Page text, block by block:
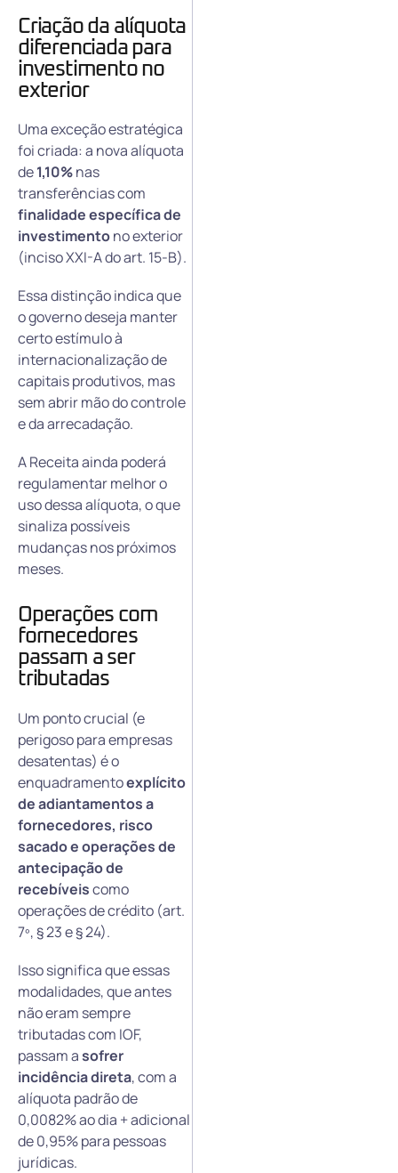
Criação da alíquota
diferenciada para
investimento no
exterior
Uma exceção estratégica
foi criada: a nova alíquota
de1,10%nas
transferências com
finalidade específica de
investimentono exterior
(inciso XXI-A do art. 15-B).
Essa distinção indica que
o governo deseja manter
certo estímulo à
internacionalização de
capitais produtivos, mas
sem abrir mão do controle
e da arrecadação.
A Receita ainda poderá
regulamentar melhor o
uso dessa alíquota, o que
sinaliza possíveis
mudanças nos próximos
meses.
Operações com
fornecedores
passam a ser
tributadas
Um ponto crucial (e
perigoso para empresas
desatentas) é o
enquadramentoexplícito
de adiantamentos a
fornecedores, risco
sacado e operações de
antecipação de
recebíveiscomo
operações de crédito (art.
7º, § 23 e § 24).
Isso significa que essas
modalidades, que antes
não eram sempre
tributadas com IOF,
passam asofrer
incidência direta, com a
alíquota padrão de
0,0082% ao dia + adicional
de 0,95% para pessoas
jurídicas.